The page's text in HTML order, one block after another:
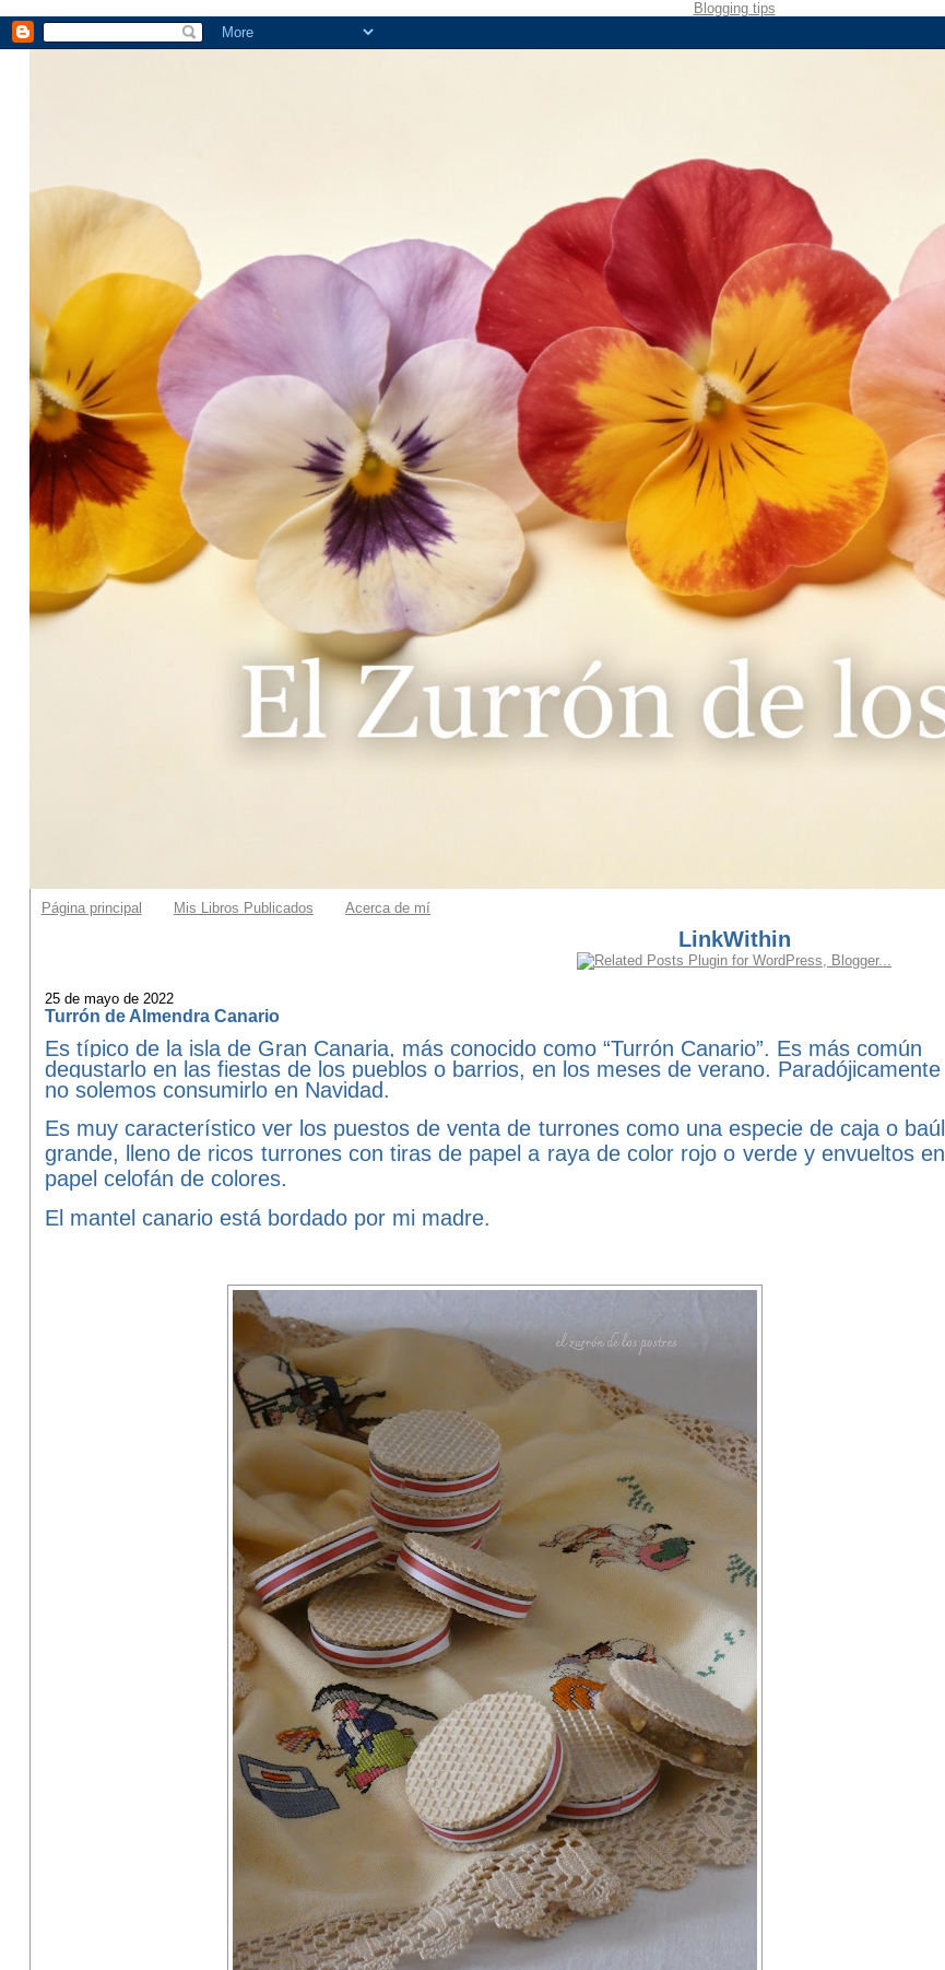
Blogging tips
Página principal Mis Libros Publicados Acerca de mí
LinkWithin
25 de mayo de 2022
Turrón de Almendra Canario
Es típico de la isla de Gran Canaria, más conocido como “Turrón Canario”. Es más común
degustarlo en las fiestas de los pueblos o barrios, en los meses de verano. Paradójicamente
no solemos consumirlo en Navidad.
Es muy característico ver los puestos de venta de turrones como una especie de caja o baúl
grande, lleno de ricos turrones con tiras de papel a raya de color rojo o verde y envueltos en
papel celofán de colores.
El mantel canario está bordado por mi madre.